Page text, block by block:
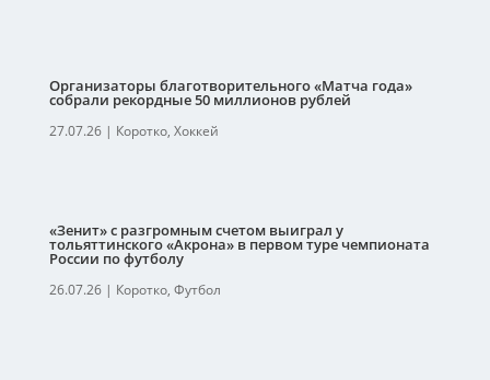
Организаторы благотворительного «Матча года»
собрали рекордные 50 миллионов рублей
27.07.26| Коротко, Хоккей
«Зенит» с разгромным счетом выиграл у
тольяттинского «Акрона» в первом туре чемпионата
России по футболу
26.07.26| Коротко, Футбол